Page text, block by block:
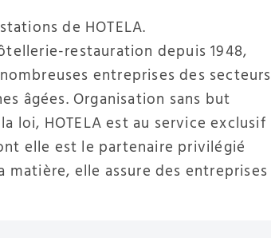
de HOTELA.
restauration depuis 1948,
entreprises des secteurs
âgées. Organisation sans but
loi, HOTELA est au service exclusif
elle est le partenaire privilégié
matière, elle assure des entreprises